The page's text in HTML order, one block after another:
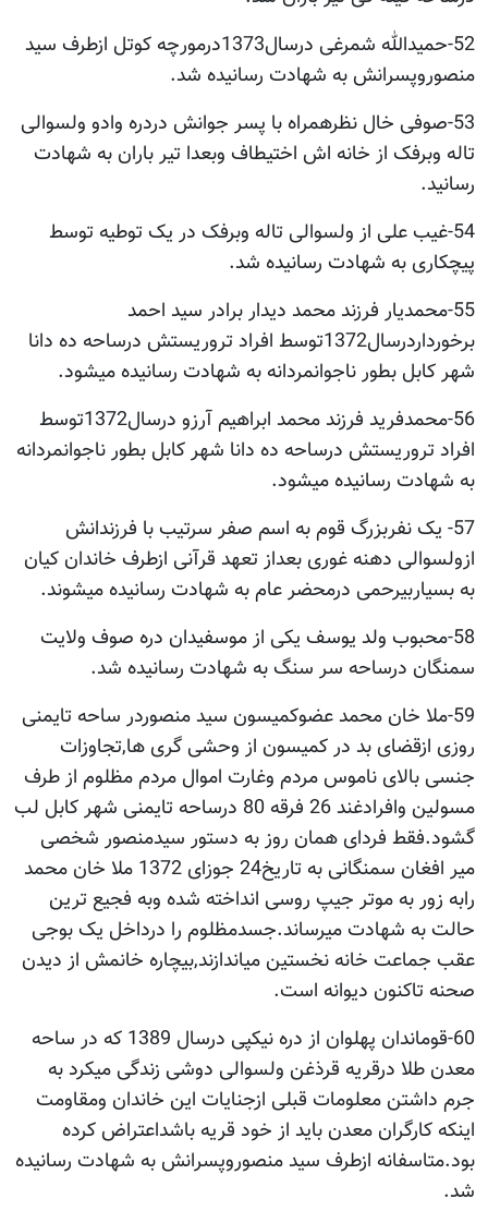
52-حمیدالله شمرغی درسال1373درمورچه کوتل ازطرف سید
منصوروپسرانش به شهادت رسانیده شد.
53-صوفی خال نظرهمراه با پسر جوانش دردره وادو ولسوالی
تاله وبرفک از خانه اش اختیطاف وبعدا تیر باران به شهادت
رسانید.
54-غیب علی از ولسوالی تاله وبرفک در یک توطیه توسط
پیچکاری به شهادت رسانیده شد.
55-محمدیار فرزند محمد دیدار برادر سید احمد
برخورداردرسال1372توسط افراد تروریستش درساحه ده دانا
شهر کابل بطور ناجوانمردانه به شهادت رسانیده میشود.
56-محمدفرید فرزند محمد ابراهیم آرزو درسال1372توسط
افراد تروریستش درساحه ده دانا شهر کابل بطور ناجوانمردانه
به شهادت رسانیده میشود.
57- یک نفربزرگ قوم به اسم صفر سرتیب با فرزندانش
ازولسوالی دهنه غوری بعداز تعهد قرآنی ازطرف خاندان کیان
به بسیاربیرحمی درمحضر عام به شهادت رسانیده میشوند.
58-محبوب ولد یوسف یکی از موسفیدان دره صوف ولایت
سمنگان درساحه سر سنگ به شهادت رسانیده شد.
59-ملا خان محمد عضوکمیسون سید منصوردر ساحه تایمنی
روزی ازقضای بد در کمیسون از وحشی گری ها,تجاوزات
جنسی بالای ناموس مردم وغارت اموال مردم مظلوم از طرف
مسولین وافرادغند 26 فرقه 80 درساحه تایمنی شهر کابل لب
گشود.فقط فردای همان روز به دستور سیدمنصور شخصی
میر افغان سمنگانی به تاریخ24 جوزای 1372 ملا خان محمد
رابه زور به موتر جیپ روسی انداخته شده وبه فجیع ترین
حالت به شهادت میرساند.جسدمظلوم را درداخل یک بوجی
عقب جماعت خانه نخستین میاندازند,بیچاره خانمش از دیدن
صحنه تاکنون دیوانه است.
60-قوماندان پهلوان از دره نیکپی درسال 1389 که در ساحه
معدن طلا درقریه قرذغن ولسوالی دوشی زندگی میکرد به
جرم داشتن معلومات قبلی ازجنایات این خاندان ومقاومت
اینکه کارگران معدن باید از خود قریه باشداعتراض کرده
بود.متاسفانه ازطرف سید منصوروپسرانش به شهادت رسانیده
شد.